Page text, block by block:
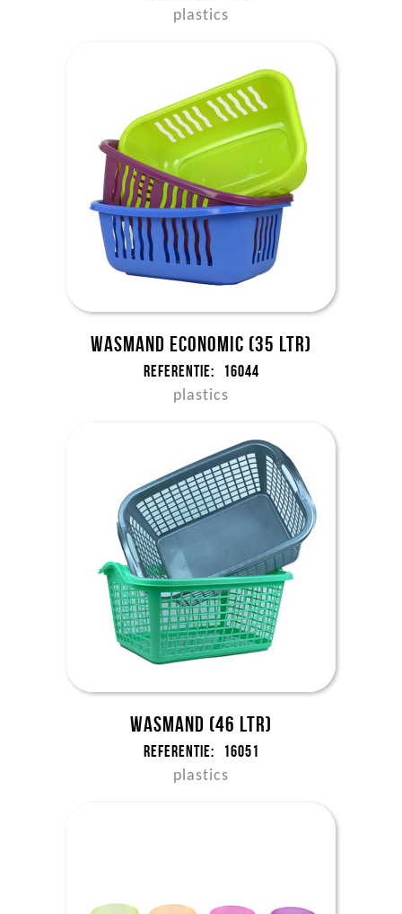
plastics
Wasmand Economic (35 ltr)
Referentie: 16044
plastics
Wasmand (46 ltr)
Referentie: 16051
plastics